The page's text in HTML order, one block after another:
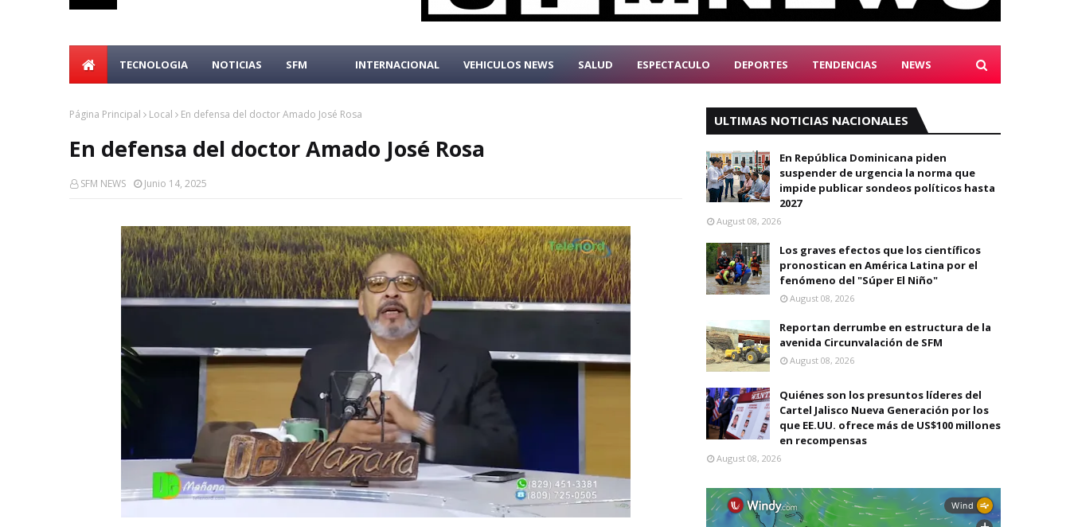
TECNOLOGIA NOTICIAS SFM INTERNACIONAL VEHICULOS NEWS SALUD ESPECTACULO DEPORTES TENDENCIAS NEWS
Página Principal Local En defensa del doctor Amado José Rosa
En defensa del doctor Amado José Rosa
SFM NEWS Junio 14, 2025
ULTIMAS NOTICIAS NACIONALES
En República Dominicana piden
suspender de urgencia la norma que
impide publicar sondeos políticos hasta
2027
August 08, 2026
Los graves efectos que los científicos
pronostican en América Latina por el
fenómeno del "Súper El Niño"
August 08, 2026
Reportan derrumbe en estructura de la
avenida Circunvalación de SFM
August 08, 2026
Quiénes son los presuntos líderes del
Cartel Jalisco Nueva Generación por los
que EE.UU. ofrece más de US$100 millones
en recompensas
August 08, 2026